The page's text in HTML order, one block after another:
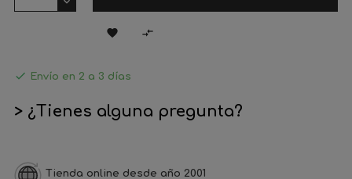
 
 Envío en 2 a 3 días
> ¿Tienes alguna pregunta?
Tienda online desde año 2001